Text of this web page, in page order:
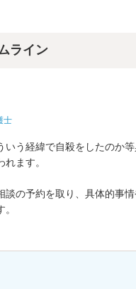
ライン
士
いう経緯で自殺をしたのか
ます。
談の予約を取り、具体的事